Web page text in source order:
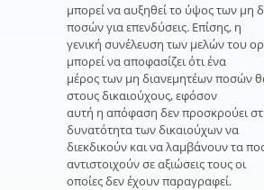
μπορεί να αυξηθεί το ύψος των μη
ποσών για επενδύσεις. Επίσης, η
γενική συνέλευση των μελών του
μπορεί να αποφασίζει ότι ένα
μέρος των μη διανεμητέων ποσών
στους δικαιούχους, εφόσον
αυτή η απόφαση δεν προσκρούει
δυνατότητα των δικαιούχων να
διεκδικούν και να λαμβάνουν τα
αντιστοιχούν σε αξιώσεις τους οι
οποίες δεν έχουν παραγραφεί.